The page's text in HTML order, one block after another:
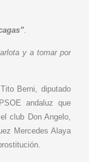
.
y a tomar por
Berni, diputado
andaluz que
club Don Angelo,
Mercedes Alaya